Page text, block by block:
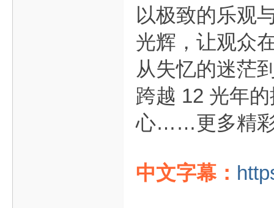
以极致的乐观
光辉，让观众
从失忆的迷茫
跨越 12 光年
心……更多精
中文字幕：